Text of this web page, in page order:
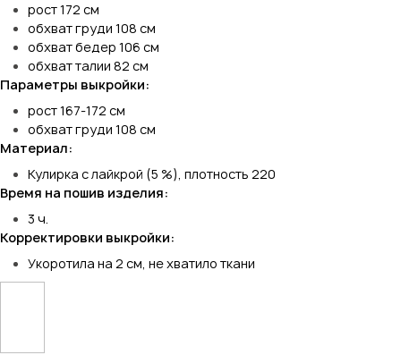
рост 172 см
обхват груди 108 см
обхват бедер 106 см
обхват талии 82 см
Параметры выкройки:
рост 167-172 см
обхват груди 108 см
Материал:
Кулирка с лайкрой (5 %), плотность 220
Время на пошив изделия:
3 ч.
Корректировки выкройки:
Укоротила на 2 см, не хватило ткани